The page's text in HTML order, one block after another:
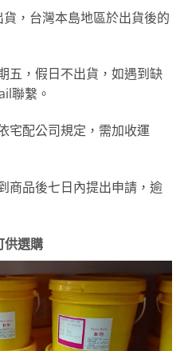
，台灣本島地區於出貨後的
五，假日不出貨，如遇到缺
聯繫。
宅配公司規定，需加收運
商品後七日內提出申請，逾
供選購